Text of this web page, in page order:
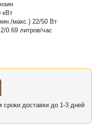
кВт
макс.) 22/50 Вт
0.69 литров/час
доставки до 1-3 дней